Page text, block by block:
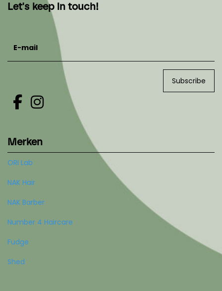
Let's keep in touch!
Subscribe
Merken
ORI Lab
NAK Hair
NAK Barber
Number 4 Haircare
Fudge
Shed